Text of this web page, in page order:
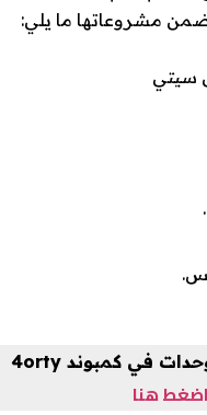
مشروعاتها ما يلي:
سيتي
لمعرفة أحدث أسعار ومساحات الوحدات في كمبوند 4orty
اضغط هنا